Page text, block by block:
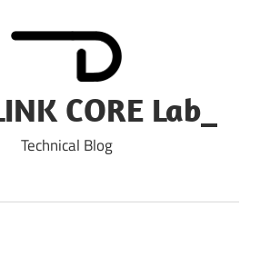
CORE Lab_
Technical Blog